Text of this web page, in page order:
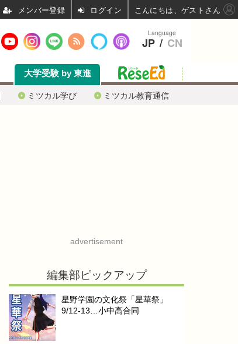
ミツカル学び ミツカル教育通信
大学受験 by 東進
advertisement
編集部ピックアップ
星野学園の文化祭「星華祭」
9/12-13…小中高合同
Language
JP / CN
ログイン こんにちは、ゲストさん